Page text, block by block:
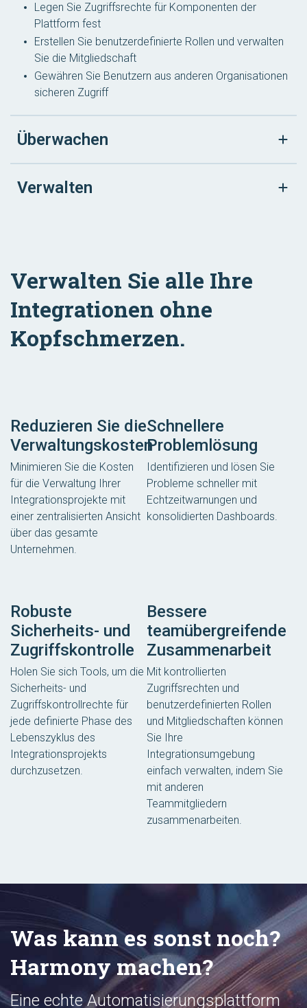
Legen Sie Zugriffsrechte für Komponenten der
Plattform fest
Erstellen Sie benutzerdefinierte Rollen und verwalten
Sie die Mitgliedschaft
Gewähren Sie Benutzern aus anderen Organisationen
sicheren Zugriff
Überwachen
Verwalten
Verwalten Sie alle Ihre
Integrationen ohne
Kopfschmerzen.
Reduzieren Sie die
Verwaltungskosten
Minimieren Sie die Kosten
für die Verwaltung Ihrer
Integrationsprojekte mit
einer zentralisierten Ansicht
über das gesamte
Unternehmen.
Schnellere
Problemlösung
Identifizieren und lösen Sie
Probleme schneller mit
Echtzeitwarnungen und
konsolidierten Dashboards.
Robuste
Sicherheits- und
Zugriffskontrolle
Holen Sie sich Tools, um die
Sicherheits- und
Zugriffskontrollrechte für
jede definierte Phase des
Lebenszyklus des
Integrationsprojekts
durchzusetzen.
Bessere
teamübergreifende
Zusammenarbeit
Mit kontrollierten
Zugriffsrechten und
benutzerdefinierten Rollen
und Mitgliedschaften können
Sie Ihre
Integrationsumgebung
einfach verwalten, indem Sie
mit anderen
Teammitgliedern
zusammenarbeiten.
Was kann es sonst noch?
Harmony machen?
Eine echte Automatisierungsplattform